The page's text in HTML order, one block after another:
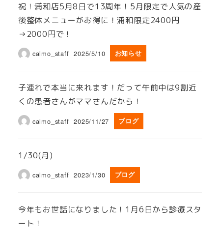
祝！浦和店5月8日で13周年！5月限定で人気の産
後整体メニューがお得に！浦和限定2400円
→2000円で！
calmo_staff 2025/5/10 お知らせ
子連れで本当に来れます！だって午前中は9割近
くの患者さんがママさんだから！
calmo_staff 2025/11/27 ブログ
1/30(月)
calmo_staff 2023/1/30 ブログ
今年もお世話になりました！1月6日から診療スタ
ート！